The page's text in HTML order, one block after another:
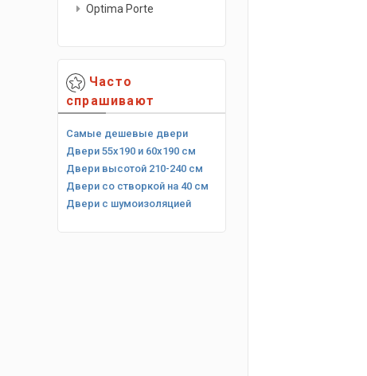
Optima Porte
Часто
спрашивают
Самые дешевые двери
Двери 55х190 и 60х190 см
Двери высотой 210-240 см
Двери со створкой на 40 см
Двери с шумоизоляцией